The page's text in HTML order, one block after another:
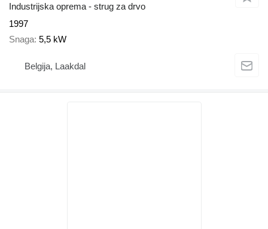
Industrijska oprema - strug za drvo
1997
Snaga 5,5 kW
Belgija, Laakdal